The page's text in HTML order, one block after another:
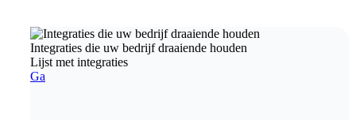
Integraties die uw bedrijf draaiende houden
Lijst met integraties
Ga